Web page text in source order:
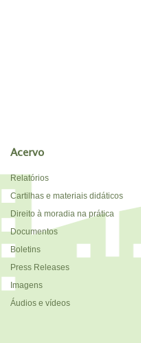
Acervo
Relatórios
Cartilhas e materiais didáticos
Direito à moradia na prática
Documentos
Boletins
Press Releases
Imagens
Áudios e vídeos